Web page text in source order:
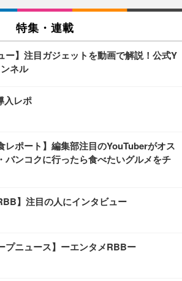
特集・連載
ー】注目ガジェットを動画で解説！公式Y
ネル
入レポ
レポート】編集部注目のYouTuberがオス
バンコクに行ったら食べたいグルメをチ
】注目の人にインタビュー
プニュース】ーエンタメRBBー